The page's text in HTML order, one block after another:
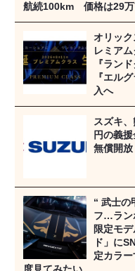
航続100km 価格は29万
オリッ
レミア
『ラン
『エル
入へ
スズキ
円の義
無償開放
“ 武士の
フ…ラン
限定モ
ド」に
定カラ